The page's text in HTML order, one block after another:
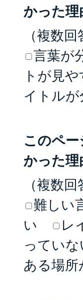
かった理
（複数回
言葉が
トが見
イトル
このペ
かった理
（複数回
難しい
い
レ
っていな
ある場所